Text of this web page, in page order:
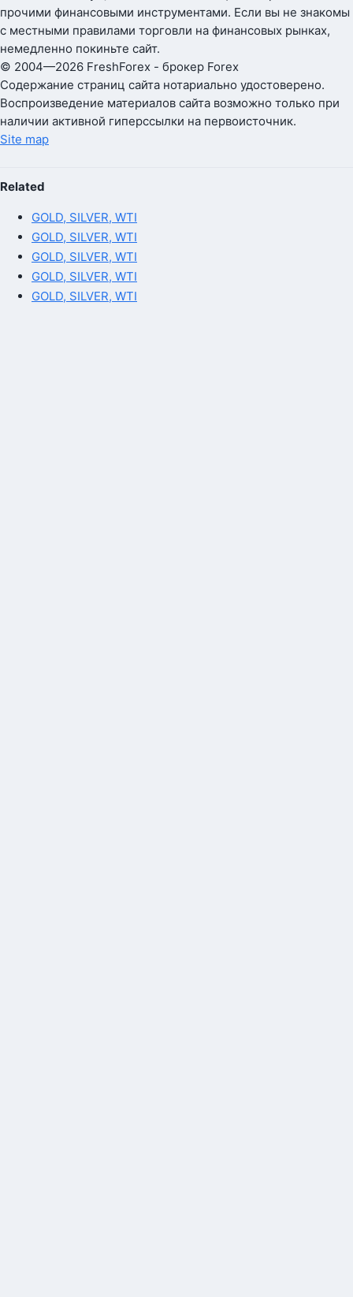
прочими финансовыми инструментами. Если вы не знакомы
с местными правилами торговли на финансовых рынках,
немедленно покиньте сайт.
© 2004—2026 FreshForex - брокер Forex
Содержание страниц сайта нотариально удостоверено.
Воспроизведение материалов сайта возможно только при
наличии активной гиперссылки на первоисточник.
Site map
Related
GOLD, SILVER, WTI
GOLD, SILVER, WTI
GOLD, SILVER, WTI
GOLD, SILVER, WTI
GOLD, SILVER, WTI